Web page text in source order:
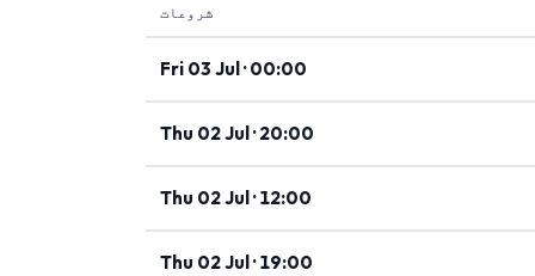
شروعات
Fri 03 Jul · 00:00
Thu 02 Jul · 20:00
Thu 02 Jul · 12:00
Thu 02 Jul · 19:00